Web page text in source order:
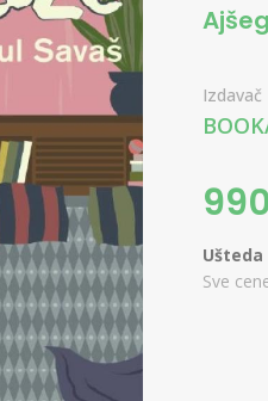
Izdavač
Ušteda
Sve